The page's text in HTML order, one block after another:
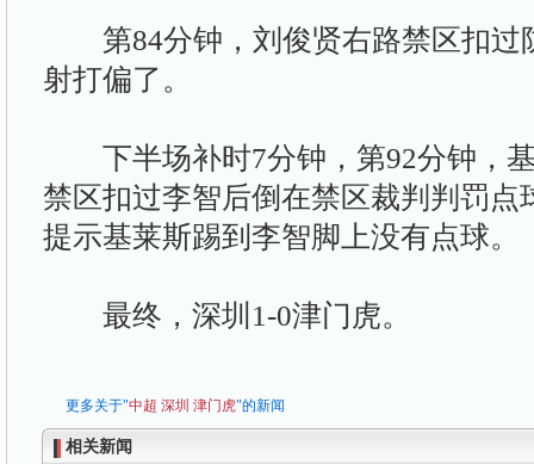
第84分钟，刘俊贤右路禁区扣过
射打偏了。
下半场补时7分钟，第92分钟，基
禁区扣过李智后倒在禁区裁判判罚点
提示基莱斯踢到李智脚上没有点球。
最终，深圳1-0津门虎。
更多关于"中超 深圳 津门虎"的新闻
相关新闻